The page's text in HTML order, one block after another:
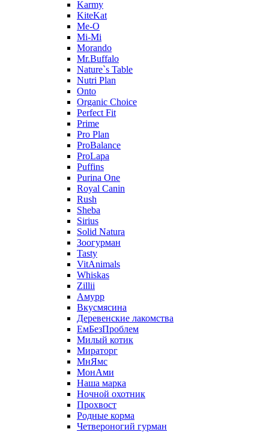
Karmy
KiteKat
Me-O
Mi-Мi
Morando
Mr.Buffalo
Nature`s Table
Nutri Plan
Onto
Organic Сhoice
Perfect Fit
Prime
Pro Plan
ProBalance
ProLapa
Puffins
Purina One
Royal Canin
Rush
Sheba
Sirius
Solid Natura
Зоогурман
Tasty
VitAnimals
Whiskas
Zillii
Амурр
Вкусмясина
Деревенские лакомства
ЕмБезПроблем
Милый котик
Мираторг
МнЯмс
МонАми
Наша марка
Ночной охотник
Прохвост
Родные корма
Четвероногий гурман